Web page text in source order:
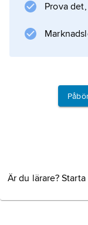
(1914 och
huvudroll).
förtäckt
Prova
Är du lärare?